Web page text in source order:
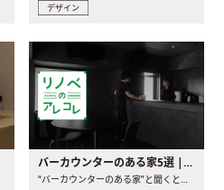
デザイン
バーカウンターのある家5選 | 日常に馴染む“距離の近い”キッチンとは
“バーカウンターのある家”と聞くと、少し特別な、大人のための..